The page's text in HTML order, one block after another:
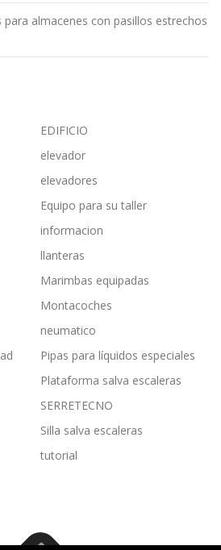
almacenes con pasillos estrechos
EDIFICIO
elevador
elevadores
Equipo para su taller
informacion
llanteras
Marimbas equipadas
Montacoches
neumatico
Pipas para líquidos especiales
Plataforma salva escaleras
SERRETECNO
Silla salva escaleras
tutorial